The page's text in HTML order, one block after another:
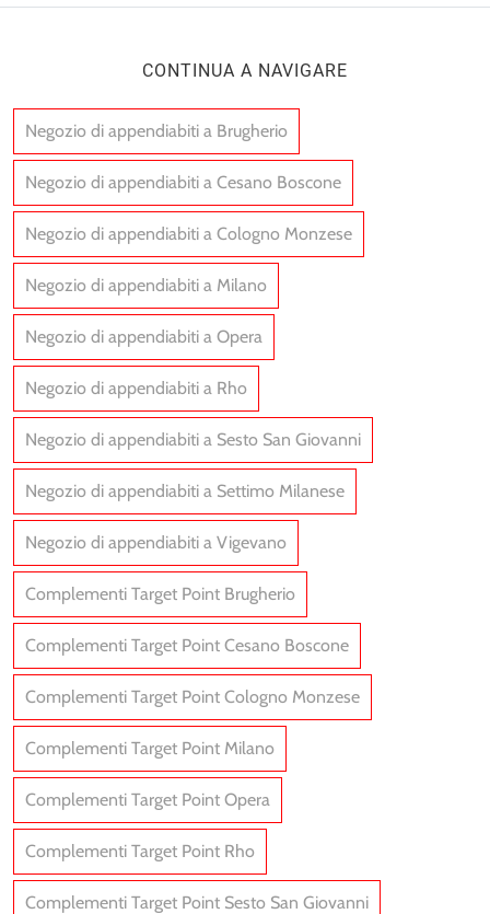
CONTINUA A NAVIGARE
Negozio di appendiabiti a Brugherio
Negozio di appendiabiti a Cesano Boscone
Negozio di appendiabiti a Cologno Monzese
Negozio di appendiabiti a Milano
Negozio di appendiabiti a Opera
Negozio di appendiabiti a Rho
Negozio di appendiabiti a Sesto San Giovanni
Negozio di appendiabiti a Settimo Milanese
Negozio di appendiabiti a Vigevano
Complementi Target Point Brugherio
Complementi Target Point Cesano Boscone
Complementi Target Point Cologno Monzese
Complementi Target Point Milano
Complementi Target Point Opera
Complementi Target Point Rho
Complementi Target Point Sesto San Giovanni